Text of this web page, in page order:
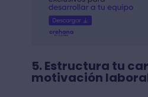
5. Estructura tu
motivación